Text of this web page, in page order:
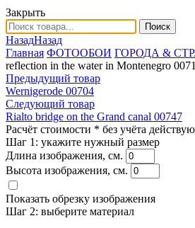
Закрыть
Поиск
НазадНазад
Главная ФОТООБОИ ГОРОДА &
reflection in the water in Montenegro
Предыдущий товар
Wernigerode 00704
Следующий товар
Rialto bridge on the Grand canal 00747
Расчёт стоимости * без учёта
Шаг 1: укажите нужный размер
Длина изображения, см.
Высота изображения, см.
Показать обрезку изображения
Шаг 2: выберите материал